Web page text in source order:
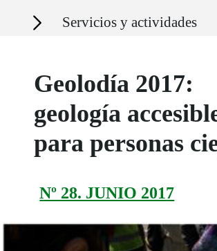
Secciones Servicios y actividades
Geolodía 2017:
geología
para personas
Nº 28. JUNIO 2017